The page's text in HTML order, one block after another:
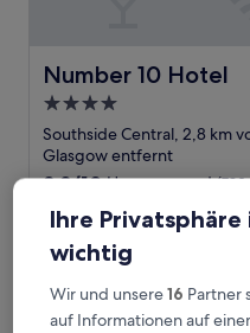
Number 10 Hotel
Number 10 Hotel
4.0-
Sterne-
Unterkunft
Southside Central, 2,8 km
Glasgow entfernt
8.8
10,
Hervorragend,
(790
Bewertungen)
8,8/10 Hervorragend (790
Premier Inn Glasgow -
Ihre Privatsphäre
wichtig
Wir und unsere16 Partner
auf Informationen auf